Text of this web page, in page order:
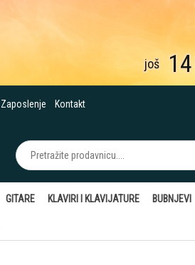
još 14
Zaposlenje Kontakt
GITARE KLAVIRI I KLAVIJATURE BUBNJEVI